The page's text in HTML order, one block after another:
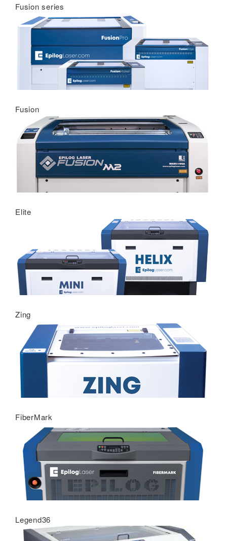
Fusion series
Fusion
Elite
Zing
FiberMark
Legend36